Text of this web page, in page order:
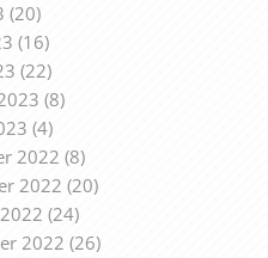
(20)
(16)
(22)
(8)
(4)
2022 (8)
2022 (20)
(24)
2022 (26)